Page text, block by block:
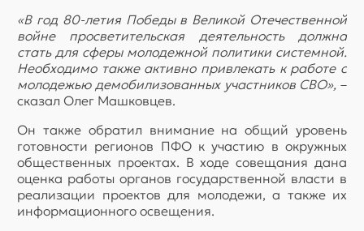
«В год 80-летия Победы в Великой Отечественной
войне просветительская деятельность должна
стать для сферы молодежной политики системной.
Необходимо также активно привлекать к работе с
молодежью демобилизованных участников СВО», –
сказал Олег Машковцев.
Он также обратил внимание на общий уровень
готовности регионов ПФО к участию в окружных
общественных проектах. В ходе совещания дана
оценка работы органов государственной власти в
реализации проектов для молодежи, а также их
информационного освещения.